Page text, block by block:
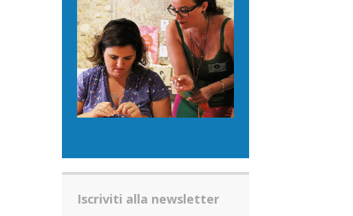
Iscriviti alla newsletter